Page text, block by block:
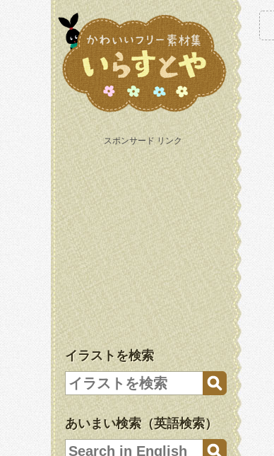
スポンサード リンク
イラストを検索
あいまい検索（英語検索）